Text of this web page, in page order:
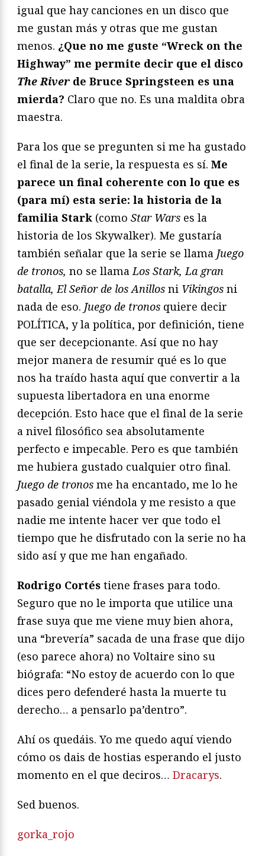
igual que hay canciones en un disco que
me gustan más y otras que me gustan
menos. ¿Que no me guste “Wreck on the
Highway” me permite decir que el disco
The River de Bruce Springsteen es una
mierda? Claro que no. Es una maldita obra
maestra.
Para los que se pregunten si me ha gustado
el final de la serie, la respuesta es sí. Me
parece un final coherente con lo que es
(para mí) esta serie: la historia de la
familia Stark (como Star Wars es la
historia de los Skywalker). Me gustaría
también señalar que la serie se llama Juego
de tronos, no se llamaLos Stark, La gran
batalla, El Señor de los Anillos ni Vikingos ni
nada de eso. Juego de tronos quiere decir
POLÍTICA, y la política, por definición, tiene
que ser decepcionante. Así que no hay
mejor manera de resumir qué es lo que
nos ha traído hasta aquí que convertir a la
supuesta libertadora en una enorme
decepción. Esto hace que el final de la serie
a nivel filosófico sea absolutamente
perfecto e impecable. Pero es que también
me hubiera gustado cualquier otro final.
Juego de tronos me ha encantado, me lo he
pasado genial viéndola y me resisto a que
nadie me intente hacer ver que todo el
tiempo que he disfrutado con la serie no ha
sido así y que me han engañado.
Rodrigo Cortés tiene frases para todo.
Seguro que no le importa que utilice una
frase suya que me viene muy bien ahora,
una “brevería” sacada de una frase que dijo
(eso parece ahora) no Voltaire sino su
biógrafa: “No estoy de acuerdo con lo que
dices pero defenderé hasta la muerte tu
derecho… a pensarlo pa’dentro”.
Ahí os quedáis. Yo me quedo aquí viendo
cómo os dais de hostias esperando el justo
momento en el que deciros… Dracarys.
Sed buenos.
gorka_rojo